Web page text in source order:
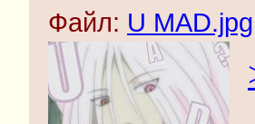
Файл: U MAD.jpg